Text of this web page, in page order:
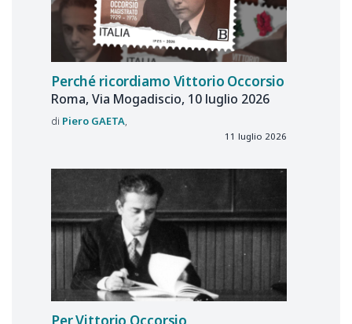
Perché ricordiamo Vittorio Occorsio
Roma, Via Mogadiscio, 10 luglio 2026
Piero GAETA
11 luglio 2026